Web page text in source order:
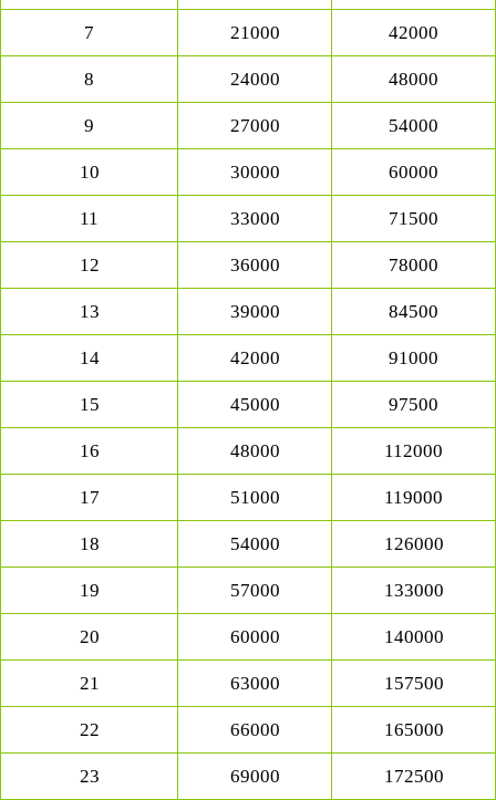
7 21000 42000
8 24000 48000
9 27000 54000
10 30000 60000
11 33000 71500
12 36000 78000
13 39000 84500
14 42000 91000
15 45000 97500
16 48000 112000
17 51000 119000
18 54000 126000
19 57000 133000
20 60000 140000
21 63000 157500
22 66000 165000
23 69000 172500